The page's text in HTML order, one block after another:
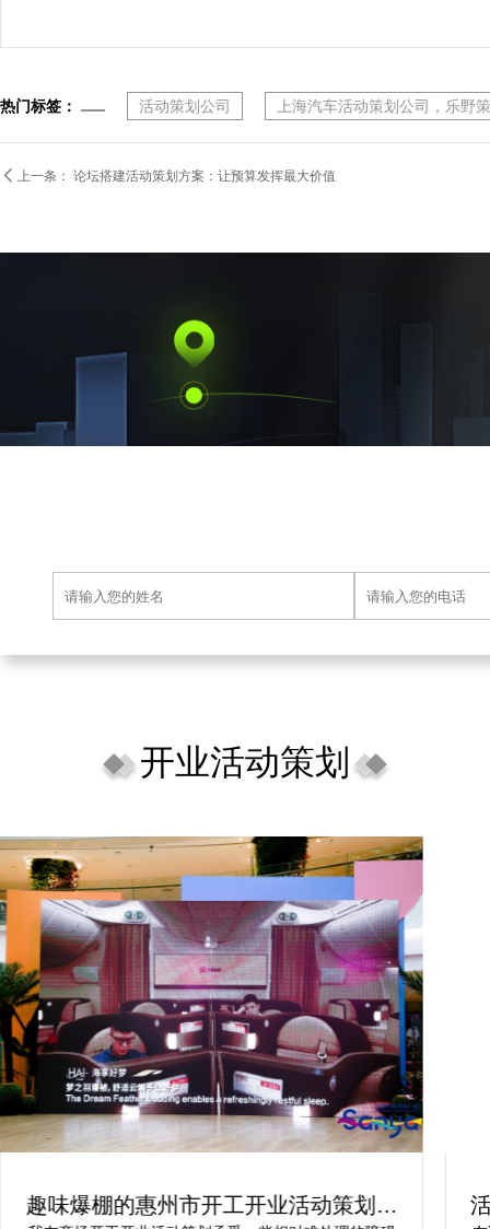
热门标签： 活动策划公司 上海汽车活动策划公司，乐野
 上一条： 论坛搭建活动策划方案：让预算发挥最大价值
开业活动策划
趣味爆棚的惠州市开工开业活动策划方